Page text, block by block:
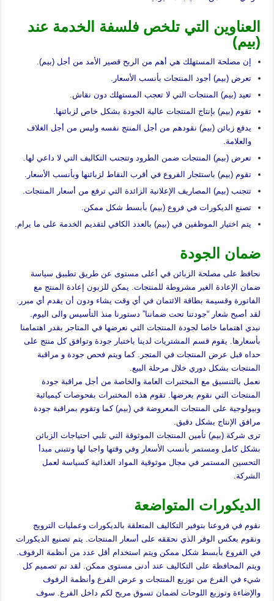
العناوين التي تلخص فلسفة الخدمة عند
(بيم)
إن مصلحة المستهلك هي أهم من الربح قصير الأمد من أجل (بيم).
تعرض (بيم) أجود المنتجات بأنسب الأسعار.
تعيد (بيم) المنتجات التي لا تعجب المستهلك دون نقاش.
تقوم (بيم) بإنتاج المنتجات عالية الجودة بشكل خاص لزبائنها.
يدفع زبائن (بيم) نقودهم من أجل المنتج نفسه وليس من أجل الغلاف
والعلامة.
تعرض (بيم) المنتجات ضمن الطرود وتتجنب التكاليف التي لا داعي لها.
تقوم (بيم) باستئجار الفروع في أقرب النقاط لزبائنها وبأنسب الأسعار.
تتجنب (بيم) المصاريف الإعلانية الزائدة التي ترفع من أسعار المنتجات.
تصنع الديكورات في فروع (بيم) بأبسط شكل ممكن.
يتم اختيار الموظفين في (بيم) بالعدد الكافي لتقديم الخدمة على ما يرام.
ضمان الجودة
نحافظ على مصلحة الزبائن في أعلى مستوى عن طريق تطبيق سياسة
ضمان الإعادة الغير مشروطة للمنتجات. يمكن للزبون إعادة المنتج مع
الفاتورة وقسيمة بطاقة الائتمان في أي وقت يشاء ودون أن يقدم أي مبرر.
لقد أصبح شعار “جودتنا تحت ضماننا” دستورنا منذ التأسيس والى اليوم.
نبدي اهتماما خاصا لجودة المنتجات التي نعرضها في المتاجر بقدر اهتمامنا
بأسعارها. يقوم قسم المشتريات لدينا باختبار جودة وتوافق كل منتج على
حداه قبل عرض المنتجات في المتجر. كما ويتم فحص جودة و مراقبة
المنتجات بشكل دوري خلال مرحلة البيع.
نعمل بالتنسيق مع المختبرات العامة والخاصة من أجل مراقبة جودة
المنتجات التي نقوم بعرضها. تقوم هذه المختبرات بفحوصات كيميائية
وبيولوجية على المنتجات المعروضة في (بيم) كما وتقوم بمراقبة جودة
مرافق الإنتاج بشكل دقيق.
ترى شركة (بيم) تأمين المنتجات الموثوقة التي تلبي احتياجات الزبائن
بشكل كامل ومستمر بأنسب الأسعار وفي وقتها واجبا لها وتتبنى مبدأ
التحسين المستمر في مجال موثوقية المواد الغذائية كسياسة لعمل
الشركة.
الديكورات المتواضعة
نقوم في فروعنا بتوفير التكاليف المتعلقة بالديكورات وعمليات الترويج
ونقوم بعكس الوفر الذي نحققه على أسعار المنتجات. يتم تصنيع الديكورات
في الفروع بأبسط شكل ممكن ويتم استخدام أقل عدد من أنظمة الرفوف.
ويتم المحافظة على التكاليف عند أدنى مستوى ممكن. لقد تم تصميم كل
شيء في الفرع من توزيع المنتجات و عرض الفرع وأنظمة الرفوف
والإضاءة وتوزيع اللوحات لضمان تسوق مريح لكم داخل الفرع. سوف